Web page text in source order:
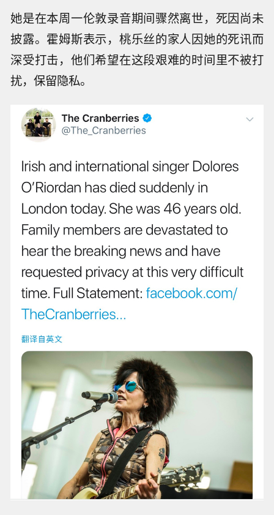
她是在本周一伦敦录音期间骤然离世，死因尚未
披露。霍姆斯表示，桃乐丝的家人因她的死讯而
深受打击，他们希望在这段艰难的时间里不被打
扰，保留隐私。